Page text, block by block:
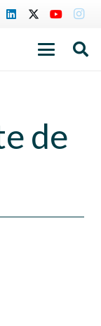
de